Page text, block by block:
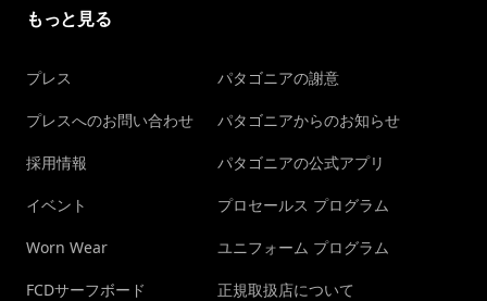
もっと見る
プレス
プレスへのお問い合わせ
採用情報
イベント
Worn Wear
FCDサーフボード
パタゴニアの謝意
パタゴニアからのお知らせ
パタゴニアの公式アプリ
プロセールス プログラム
ユニフォーム プログラム
正規取扱店について